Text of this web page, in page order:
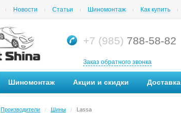
Новости Статьи Шиномонтаж Как купить
+7 (985) 788-58-82
Заказ обратного звонка
Шиномонтаж Акции и скидки Доставка
Производители / Шины / Lassa